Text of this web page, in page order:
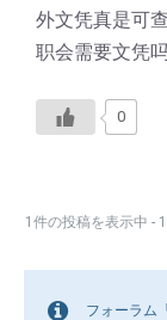
外文凭真是可
职会需要文凭
0
1件の投稿を表示中 -
フォーラム